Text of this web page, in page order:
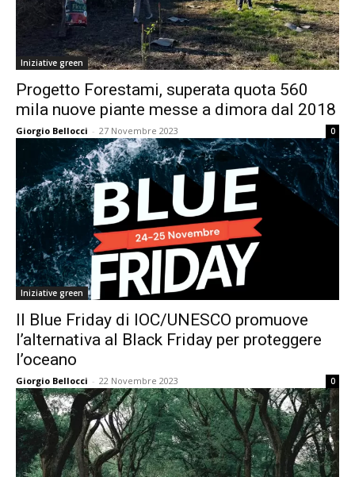
Iniziative green
Progetto Forestami, superata quota 560
mila nuove piante messe a dimora dal 2018
Giorgio Bellocci - 27 Novembre 2023 0
Iniziative green
Il Blue Friday di IOC/UNESCO promuove
l’alternativa al Black Friday per proteggere
l’oceano
Giorgio Bellocci - 22 Novembre 2023 0